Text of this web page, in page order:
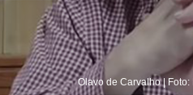
Olavo de Carvalho |